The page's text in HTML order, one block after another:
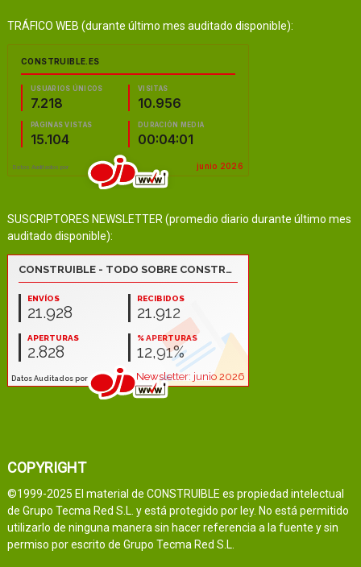
TRÁFICO WEB (durante último mes auditado disponible):
SUSCRIPTORES NEWSLETTER (promedio diario durante último mes
auditado disponible):
COPYRIGHT
©1999-2025 El material de CONSTRUIBLE es propiedad intelectual
de Grupo Tecma Red S.L. y está protegido por ley. No está permitido
utilizarlo de ninguna manera sin hacer referencia a la fuente y sin
permiso por escrito de Grupo Tecma Red S.L.